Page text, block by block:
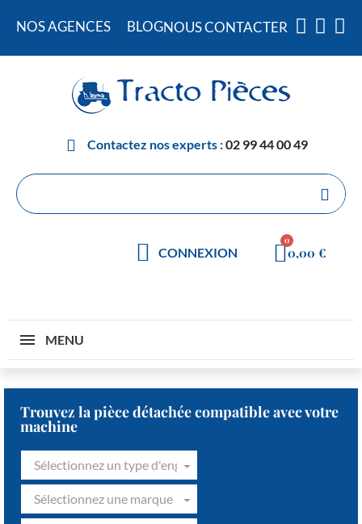
NOS AGENCES BLOGNOUS CONTACTER
Contactez nos experts :02 99 44 00 49
CONNEXION 0,00 €
MENU
Trouvez la pièce détachée compatible avec votre
machine
Sélectionnez un type d'engin
Sélectionnez une marque